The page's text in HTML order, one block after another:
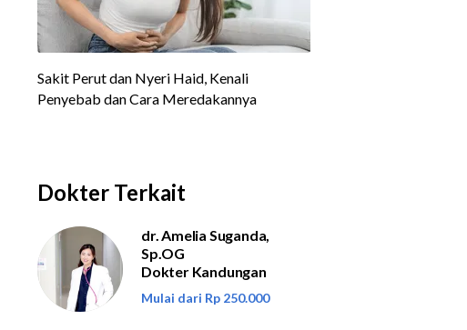
Dokter Terkait